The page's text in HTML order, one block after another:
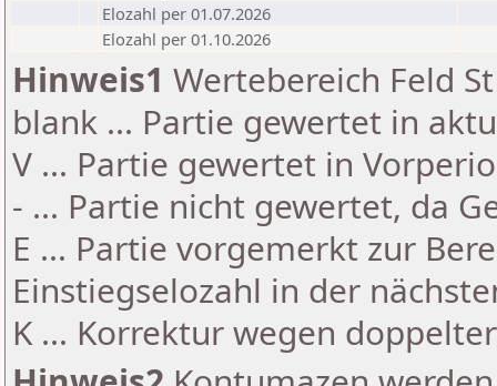
Elozahl per 01.07.2026
Elozahl per 01.10.2026
Hinweis1 Wertebereich Feld
blank ... Partie gewertet in
V ... Partie gewertet in
- ... Partie nicht gewertet, da
E ... Partie vorgemerkt zur
Einstiegselozahl in der
K ... Korrektur wegen